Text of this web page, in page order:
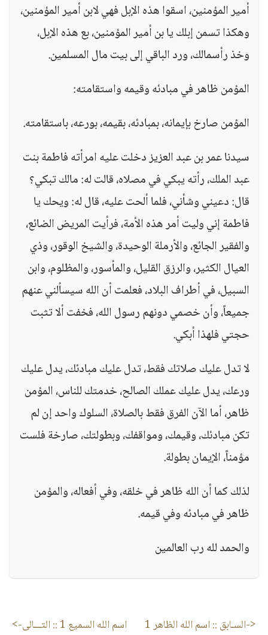
أمير المؤمنين، اسقوا هذه الإبل فهي لابن أمير المؤمنين،
وهكذا تسمن إبلك يا بن أمير المؤمنين، بع هذه الإبل،
وخذ رأسمالك، ورد الباقي إلى بيت مال المسلمين.
المؤمن ظاهر في مبادئه وقيمه واستقامته:
المؤمن صارخ بإيمانه، بمبادئه، بقيمه، بورعه، باستقامته.
سيدنا عمر بن عبد العزيز دخلت عليه امرأته فاطمة بنت
عبد الملك، رأته يبكي في مصلاه، قالت له: مالك تبكي؟
قال: دعيني وشأني، فلما ألحت عليه، قال له: ويحك يا
فاطمة إني وليت أمر هذه الأمة، فرأيت المريض الضائع،
والفقير الجائع، والأرملة الوحيدة، والشيخ الوقور، وذي
العيال الكثير، والرزق القليل، والمأسور، والمظلوم، وابن
السبيل، في أطراف البلاد، فعلمت أن الله سيسألني عنهم
جميعاً، وأن خصمي دونهم رسول الله، فخفت ألا تثبت
حجتي فلهذا أبكي.
لا تدل عليك صلاتك فقط، تدل عليك مبادئك، يدل عليك
ورعك، يدل عليك عملك الصالح، خدمتك للناس، المؤمن
ظاهر، أما الآن الفرق فقط بالصلاة، السلوك واحد إن لم
تكن مبادئك، وقيمك، ومواقفك، وبطولتك، صارخة فلست
مؤمناً، الإيمان بطولة.
لذلك كما أن الله ظاهر في خلقه، وفي أفعاله، والمؤمن
ظاهر في مبادئه وفي قيمه.
والحمد لله رب العالمين
<-السـابق ::اسم الله الظاهر 1 اسم الله السميع 1 :: التـــالى->